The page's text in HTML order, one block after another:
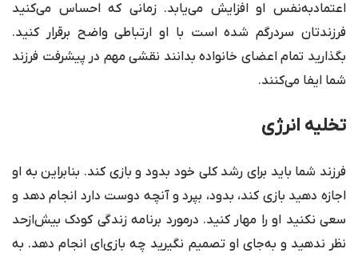
اعتمادبه‌نفس او افزایش می‌یابد. زمانی که احساس می‌کنید
فرزندتان سردرگم شده است با او ارتباطی واضح برقرار کنید.
بگذارید تمام اعضای خانواده بدانند نقشی مهم در پیشرفت فرزند
شما ایفا می‌کنند.
تخلیه انرژی
فرزند شما باید برای رشد کلی خود بدود و بازی کند. بنابراین به او
اجازه دهید بازی کند، بدود، بپرد و آنچه دوست دارد انجام دهد و
سعی نکنید او را مهار کنید. درمورد برنامه زندگی کودک بیش‌ازحد
نظر ندهید و به‌جای او تصمیم نگیرید چه بازی‌ای انجام دهد. به